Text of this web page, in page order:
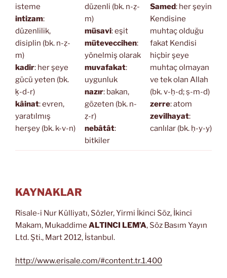
isteme
intizam:
düzenlilik,
disiplin (bk. n-ẓ-
m)
kadir: her şeye
gücü yeten (bk.
ḳ-d-r)
kâinat: evren,
yaratılmış
herşey (bk. k-v-n)
düzenli (bk. n-ẓ-
m)
müsavi: eşit
müteveccihen:
yönelmiş olarak
muvafakat:
uygunluk
nazır: bakan,
gözeten (bk. n-
ẓ-r)
nebâtât:
bitkiler
Samed: her şeyin
Kendisine
muhtaç olduğu
fakat Kendisi
hiçbir şeye
muhtaç olmayan
ve tek olan Allah
(bk. v-ḥ-d; ṣ-m-d)
zerre: atom
zevilhayat:
canlılar (bk. ḥ-y-y)
KAYNAKLAR
Risale-i Nur Külliyatı, Sözler, Yirmi İkinci Söz, İkinci
Makam, Mukaddime ALTINCI LEM’A, Söz Basım Yayın
Ltd. Şti., Mart 2012, İstanbul.
http://www.erisale.com/#content.tr.1.400